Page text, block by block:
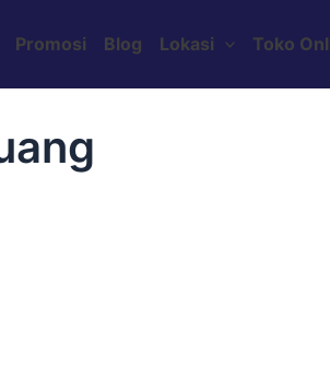
Promosi Blog Lokasi Toko